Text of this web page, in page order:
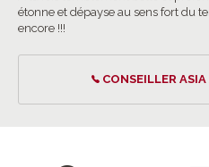
étonne et dépayse au sens fort du
encore !!!
CONSEILLER